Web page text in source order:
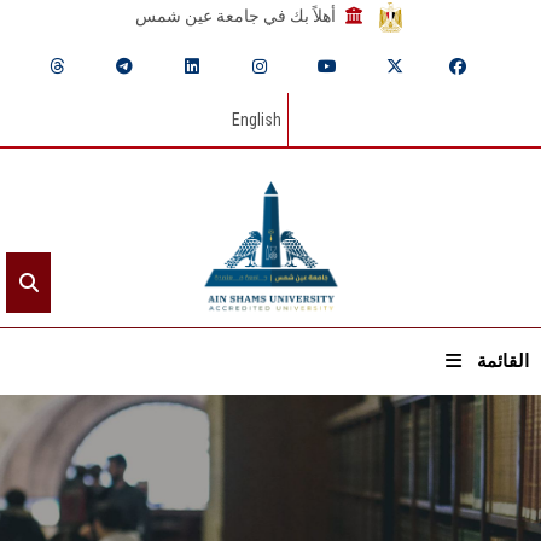
أهلاً بك في جامعة عين شمس
English
القائمة
الرئيسيـة
عن الجامعة